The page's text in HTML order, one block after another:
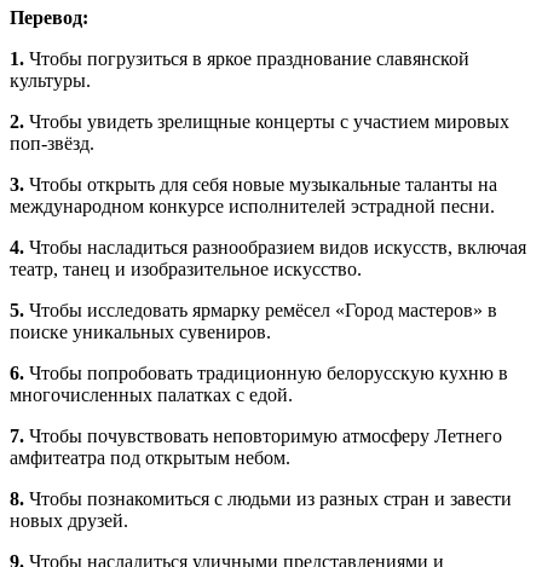
Перевод:
1. Чтобы погрузиться в яркое празднование славянской
культуры.
2. Чтобы увидеть зрелищные концерты с участием мировых
поп-звёзд.
3. Чтобы открыть для себя новые музыкальные таланты на
международном конкурсе исполнителей эстрадной песни.
4. Чтобы насладиться разнообразием видов искусств, включая
театр, танец и изобразительное искусство.
5. Чтобы исследовать ярмарку ремёсел «Город мастеров» в
поиске уникальных сувениров.
6. Чтобы попробовать традиционную белорусскую кухню в
многочисленных палатках с едой.
7. Чтобы почувствовать неповторимую атмосферу Летнего
амфитеатра под открытым небом.
8. Чтобы познакомиться с людьми из разных стран и завести
новых друзей.
9. Чтобы насладиться уличными представлениями и